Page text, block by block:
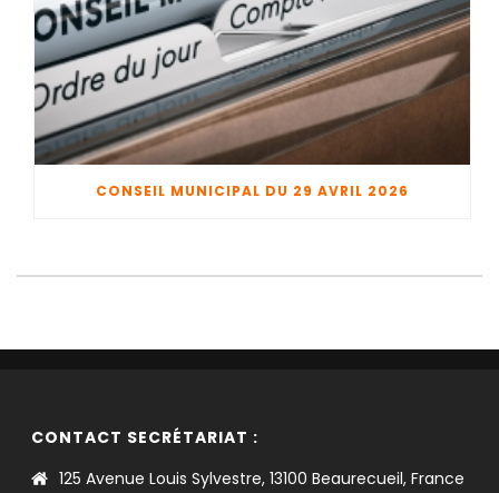
CONSEIL MUNICIPAL DU 29 AVRIL 2026
CONTACT SECRÉTARIAT :
125 Avenue Louis Sylvestre, 13100 Beaurecueil, France